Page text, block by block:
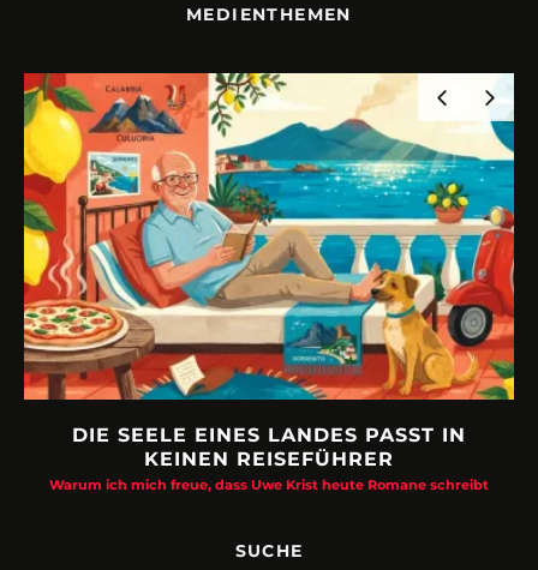
MEDIENTHEMEN
DIE SEELE EINES LANDES PASST IN
KEINEN REISEFÜHRER
Warum ich mich freue, dass Uwe Krist heute Romane schreibt
SUCHE